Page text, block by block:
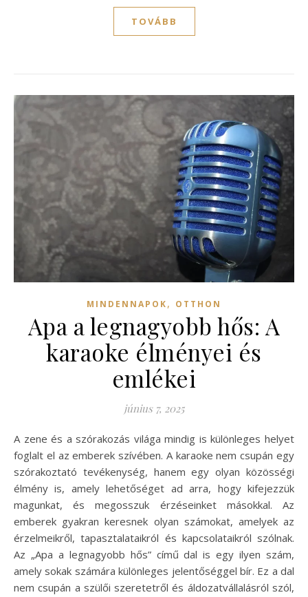
TOVÁBB
MINDENNAPOK, OTTHON
Apa a legnagyobb hős: A
karaoke élményei és
emlékei
június 7, 2025
A zene és a szórakozás világa mindig is különleges helyet
foglalt el az emberek szívében. A karaoke nem csupán egy
szórakoztató tevékenység, hanem egy olyan közösségi
élmény is, amely lehetőséget ad arra, hogy kifejezzük
magunkat, és megosszuk érzéseinket másokkal. Az
emberek gyakran keresnek olyan számokat, amelyek az
érzelmeikről, tapasztalataikról és kapcsolataikról szólnak.
Az „Apa a legnagyobb hős” című dal is egy ilyen szám,
amely sokak számára különleges jelentőséggel bír. Ez a dal
nem csupán a szülői szeretetről és áldozatvállalásról szól,